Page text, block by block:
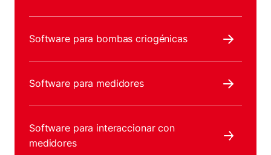
Software para bombas criogénicas
Software para medidores
Software para interaccionar con
medidores